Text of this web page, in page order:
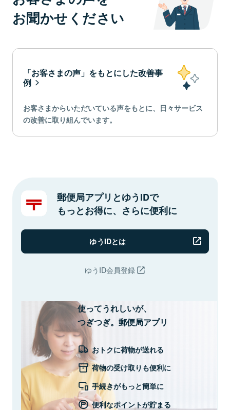
お聞かせください
「お客さまの声」をもとにした改善事
例
お客さまからいただいている声をもとに、日々サービス
の改善に取り組んでいます。
郵便局アプリとゆうIDで
もっとお得に、さらに便利に
ゆうIDとは
ゆうID会員登録
使ってうれしいが、
つぎつぎ。郵便局アプリ
おトクに荷物が送れる
荷物の受け取りも便利に
手続きがもっと簡単に
便利なポイントが貯まる